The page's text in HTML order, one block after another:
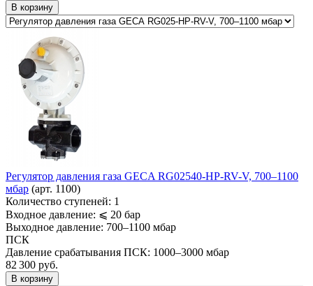
В корзину
Регулятор давления газа GECA RG02540-HP-RV-V, 700–1100
мбар (арт. 1100)
Количество ступеней: 1
Входное давление: ⩽ 20 бар
Выходное давление: 700–1100 мбар
ПСК
Давление срабатывания ПСК: 1000–3000 мбар
82 300 руб.
В корзину